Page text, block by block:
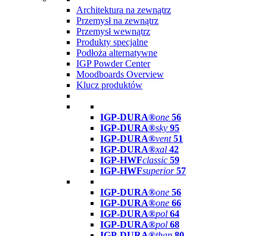
Architektura na zewnątrz
Przemysł na zewnątrz
Przemysł wewnątrz
Produkty specjalne
Podłoża alternatywne
IGP Powder Center
Moodboards Overview
Klucz produktów
IGP-DURA®one 56
IGP-DURA®sky 95
IGP-DURA®vent 51
IGP-DURA®xal 42
IGP-HWFclassic 59
IGP-HWFsuperior 57
IGP-DURA®one 56
IGP-DURA®one 66
IGP-DURA®pol 64
IGP-DURA®pol 68